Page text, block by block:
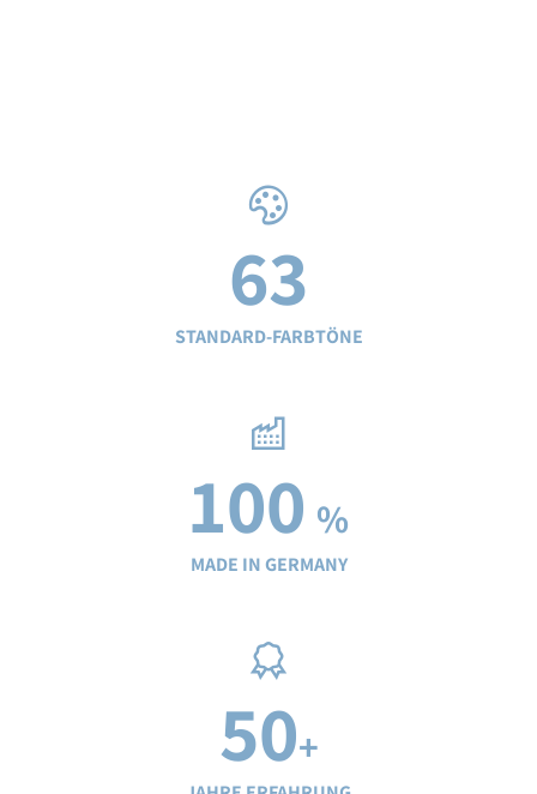
63
STANDARD-FARBTÖNE
100 %
MADE IN GERMANY
50+